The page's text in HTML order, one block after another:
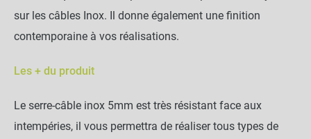
sur les câbles Inox. Il donne également une finition
contemporaine à vos réalisations.
Les + du produit
Le serre-câble inox 5mm est très résistant face aux
intempéries, il vous permettra de réaliser tous types de